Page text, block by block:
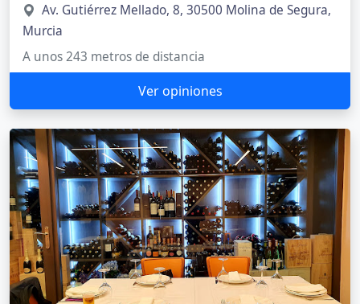
Av. Gutiérrez Mellado, 8, 30500 Molina de Segura,
Murcia
A unos 243 metros de distancia
Ver opiniones